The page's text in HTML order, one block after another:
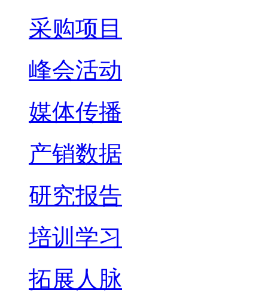
采购项目
峰会活动
媒体传播
产销数据
研究报告
培训学习
拓展人脉